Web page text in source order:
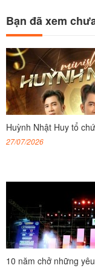
Bạn đã xem
Huỳnh Nhật Huy tổ
27/07/2026
10 năm chở những